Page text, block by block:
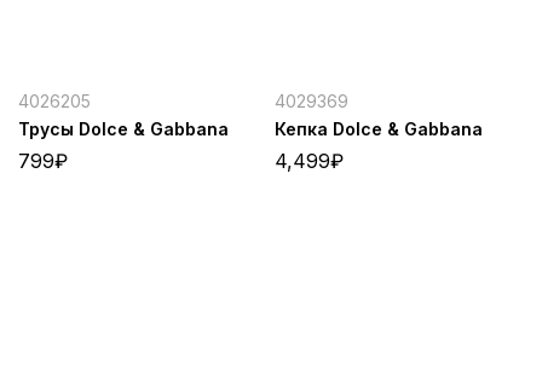
4026205
Трусы Dolce & Gabbana
799₽
4029369
Кепка Dolce & Gabbana
4,499₽